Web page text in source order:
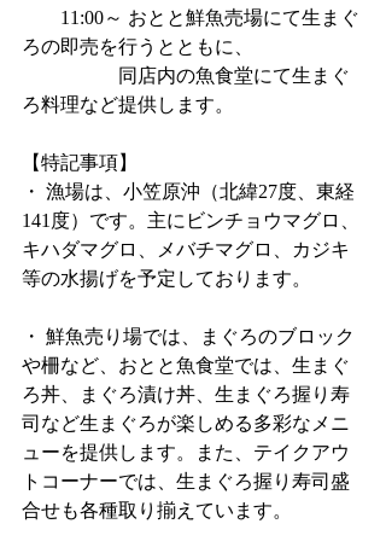
11:00～ おとと鮮魚売場にて生まぐ
ろの即売を行うとともに、
同店内の魚食堂にて生まぐ
ろ料理など提供します。
【特記事項】
・ 漁場は、小笠原沖（北緯27度、東経
141度）です。主にビンチョウマグロ、
キハダマグロ、メバチマグロ、カジキ
等の水揚げを予定しております。
・ 鮮魚売り場では、まぐろのブロック
や柵など、おとと魚食堂では、生まぐ
ろ丼、まぐろ漬け丼、生まぐろ握り寿
司など生まぐろが楽しめる多彩なメニ
ューを提供します。また、テイクアウ
トコーナーでは、生まぐろ握り寿司盛
合せも各種取り揃えています。